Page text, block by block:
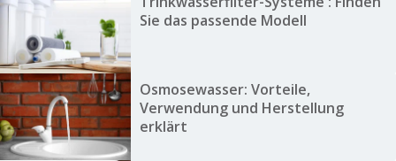
Sie das passende Modell
Osmosewasser: Vorteile,
Verwendung und Herstellung
erklärt